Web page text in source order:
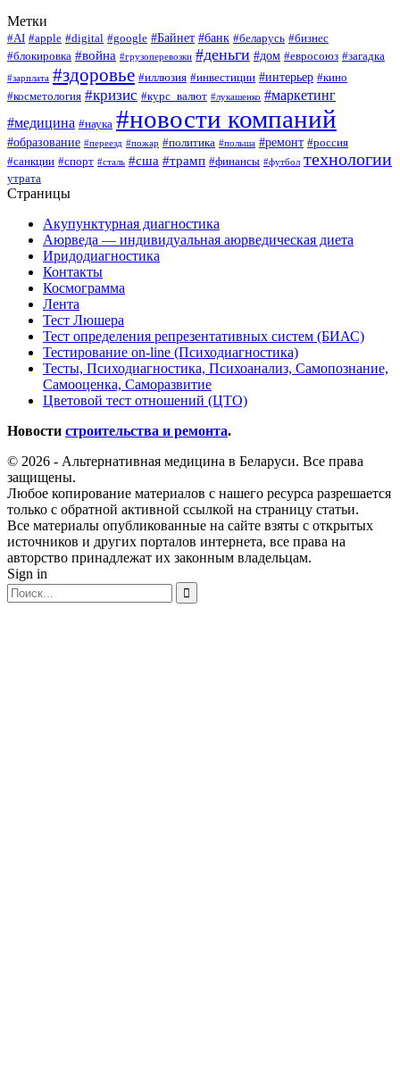
Метки
#AI #apple #digital #google #Байнет #банк #беларусь #бизнес
#блокировка #война #грузоперевозки #деньги #дом #евросоюз #загадка
#зарплата #здоровье #иллюзия #инвестиции #интерьер #кино
#косметология #кризис #курс_валют #лукашенко #маркетинг
#медицина #наука #новости компаний
#образование #переезд #пожар #политика #польша #ремонт #россия
#санкции #спорт #сталь #сша #трамп #финансы #футбол технологии
утрата
Страницы
Акупунктурная диагностика
Аюрведа — индивидуальная аюрведическая диета
Иридодиагностика
Контакты
Космограмма
Лента
Тест Люшера
Тест определения репрезентативных систем (БИАС)
Тестирование on-line (Психодиагностика)
Тесты, Психодиагностика, Психоанализ, Самопознание,
Самооценка, Саморазвитие
Цветовой тест отношений (ЦТО)
Новости строительства и ремонта.
© 2026 - Альтернативная медицина в Беларуси. Все права
защищены.
Любое копирование материалов с нашего ресурса разрешается
только с обратной активной ссылкой на страницу статьи.
Все материалы опубликованные на сайте взяты с открытых
источников и других порталов интернета, все права на
авторство принадлежат их законным владельцам.
Sign in